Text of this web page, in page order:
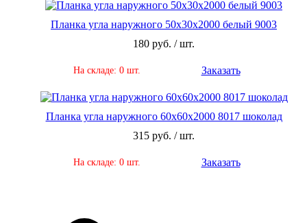
Планка угла наружного 50х30х2000 белый 9003
180 руб. / шт.
На складе: 0 шт. Заказать
Планка угла наружного 60х60х2000 8017 шоколад
315 руб. / шт.
На складе: 0 шт. Заказать